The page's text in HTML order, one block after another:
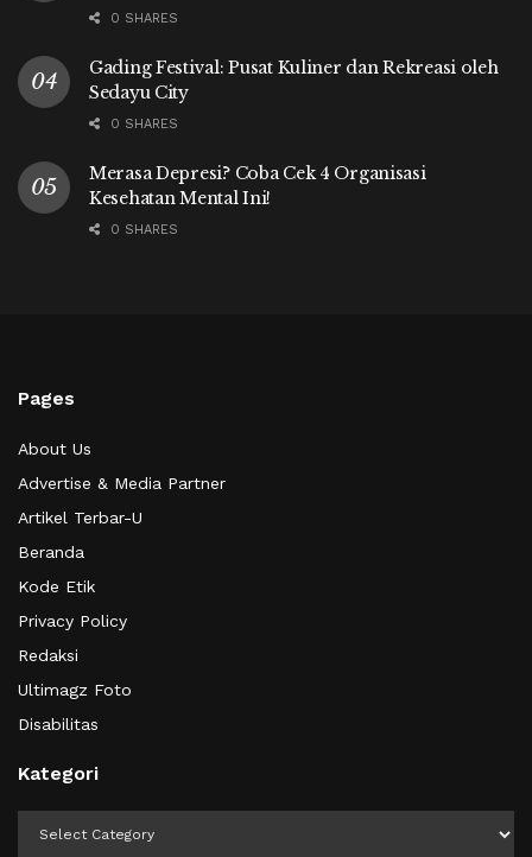
0 SHARES
Gading Festival: Pusat Kuliner dan Rekreasi oleh
Sedayu City
0 SHARES
Merasa Depresi? Coba Cek 4 Organisasi
Kesehatan Mental Ini!
0 SHARES
Pages
About Us
Advertise & Media Partner
Artikel Terbar-U
Beranda
Kode Etik
Privacy Policy
Redaksi
Ultimagz Foto
Disabilitas
Kategori